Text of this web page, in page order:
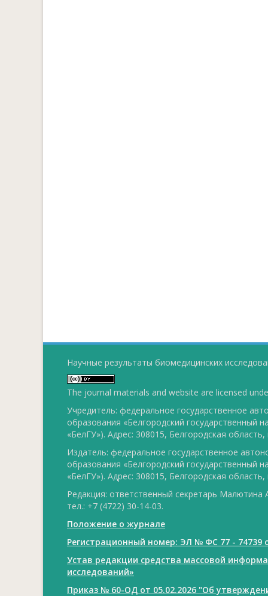
Научные результаты биомедицинских
The journal materials and website are licensed
Учредитель: федеральное государственное
образования «Белгородский государственный
«БелГУ»). Адрес: 308015, Белгородская
Издатель: федеральное государственное
образования «Белгородский государственный
«БелГУ»). Адрес: 308015, Белгородская
Редакция: ответственный секретарь Малютина
тел.: +7 (4722) 30-14-03.
Положение о журнале
Регистрационный номер: ЭЛ № ФС 77 - 74739
Устав редакции средства массовой
исследований»
Приказ № 60-ОД от 05.02.2026 "Об